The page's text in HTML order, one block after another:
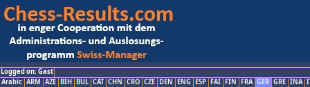
Logged on: Gast
Arabic ARM AZE BIH BUL CAT CHN CRO CZE DEN ENG ESP FAI FIN FRA GER GRE INA